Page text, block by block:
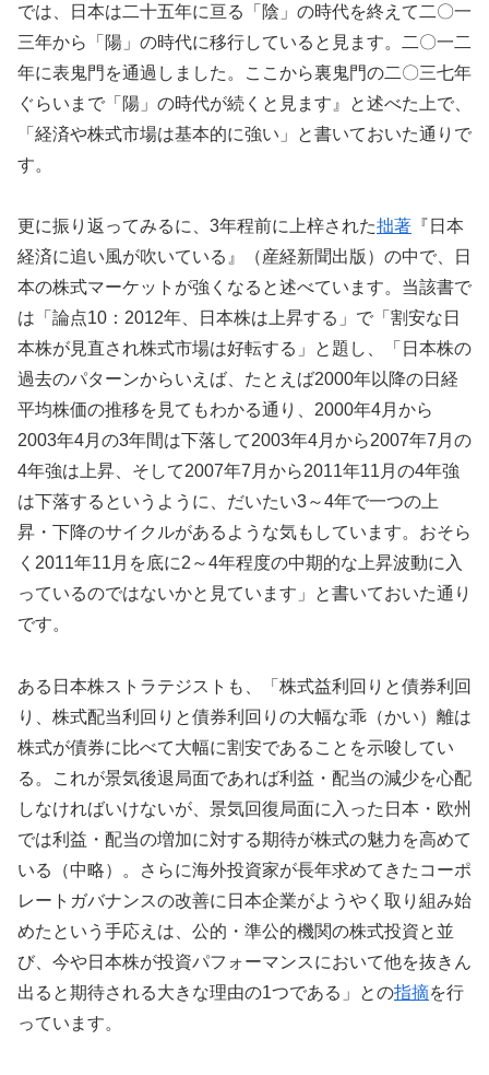
では、日本は二十五年に亘る「陰」の時代を終えて二〇一
三年から「陽」の時代に移行していると見ます。二〇一二
年に表鬼門を通過しました。ここから裏鬼門の二〇三七年
ぐらいまで「陽」の時代が続くと見ます』と述べた上で、
「経済や株式市場は基本的に強い」と書いておいた通りで
す。
更に振り返ってみるに、3年程前に上梓された拙著 『日本
経済に追い風が吹いている』（産経新聞出版）の中で、日
本の株式マーケットが強くなると述べています。当該書で
は「論点10：2012年、日本株は上昇する」で「割安な日
本株が見直され株式市場は好転する」と題し、「日本株の
過去のパターンからいえば、たとえば2000年以降の日経
平均株価の推移を見てもわかる通り、2000年4月から
2003年4月の3年間は下落して2003年4月から2007年7月の
4年強は上昇、そして2007年7月から2011年11月の4年強
は下落するというように、だいたい3～4年で一つの上
昇・下降のサイクルがあるような気もしています。おそら
く2011年11月を底に2～4年程度の中期的な上昇波動に入
っているのではないかと見ています」と書いておいた通り
です。
ある日本株ストラテジストも、「株式益利回りと債券利回
り、株式配当利回りと債券利回りの大幅な乖（かい）離は
株式が債券に比べて大幅に割安であることを示唆してい
る。これが景気後退局面であれば利益・配当の減少を心配
しなければいけないが、景気回復局面に入った日本・欧州
では利益・配当の増加に対する期待が株式の魅力を高めて
いる（中略）。さらに海外投資家が長年求めてきたコーポ
レートガバナンスの改善に日本企業がようやく取り組み始
めたという手応えは、公的・準公的機関の株式投資と並
び、今や日本株が投資パフォーマンスにおいて他を抜きん
出ると期待される大きな理由の1つである」との指摘を行
っています。